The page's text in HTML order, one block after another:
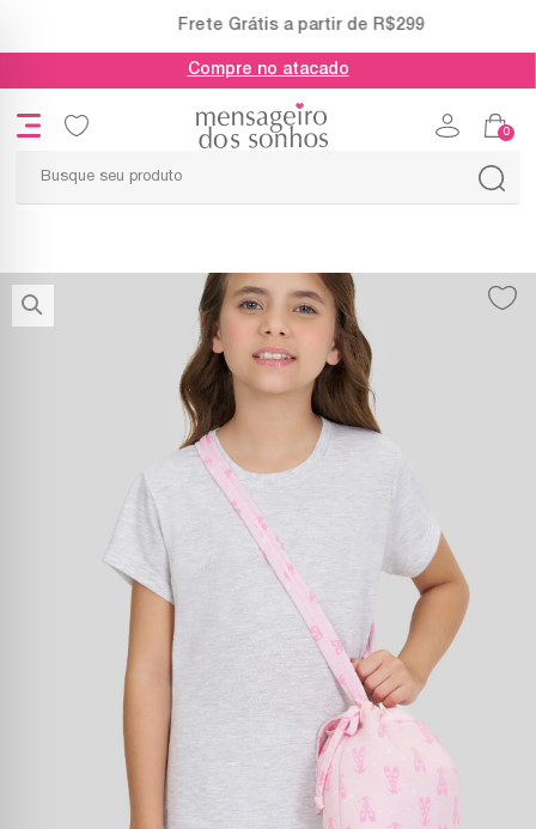
Frete Grátis a partir de R$299
Compre no atacado
0